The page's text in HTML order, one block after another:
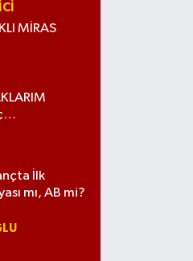
MİRAS
İlk
mı, AB mi?